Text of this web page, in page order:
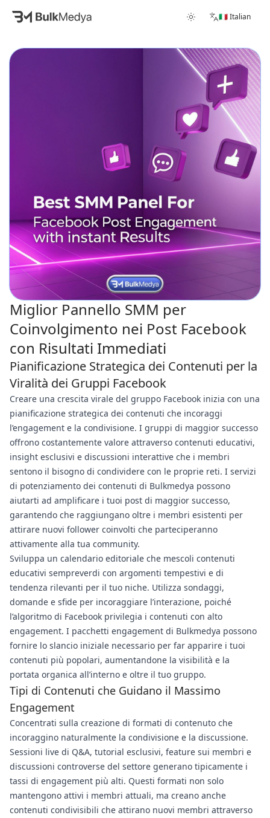
🇮🇹 Italian
Miglior Pannello SMM per
Coinvolgimento nei Post Facebook
con Risultati Immediati
Pianificazione Strategica dei Contenuti per la
Viralità dei Gruppi Facebook
Creare una crescita virale del gruppo Facebook inizia con una
pianificazione strategica dei contenuti che incoraggi
l’engagement e la condivisione. I gruppi di maggior successo
offrono costantemente valore attraverso contenuti educativi,
insight esclusivi e discussioni interattive che i membri
sentono il bisogno di condividere con le proprie reti. I servizi
di potenziamento dei contenuti di Bulkmedya possono
aiutarti ad amplificare i tuoi post di maggior successo,
garantendo che raggiungano oltre i membri esistenti per
attirare nuovi follower coinvolti che parteciperanno
attivamente alla tua community.
Sviluppa un calendario editoriale che mescoli contenuti
educativi sempreverdi con argomenti tempestivi e di
tendenza rilevanti per il tuo niche. Utilizza sondaggi,
domande e sfide per incoraggiare l’interazione, poiché
l’algoritmo di Facebook privilegia i contenuti con alto
engagement. I pacchetti engagement di Bulkmedya possono
fornire lo slancio iniziale necessario per far apparire i tuoi
contenuti più popolari, aumentandone la visibilità e la
portata organica all’interno e oltre il tuo gruppo.
Tipi di Contenuti che Guidano il Massimo
Engagement
Concentrati sulla creazione di formati di contenuto che
incoraggino naturalmente la condivisione e la discussione.
Sessioni live di Q&A, tutorial esclusivi, feature sui membri e
discussioni controverse del settore generano tipicamente i
tassi di engagement più alti. Questi formati non solo
mantengono attivi i membri attuali, ma creano anche
contenuti condivisibili che attirano nuovi membri attraverso